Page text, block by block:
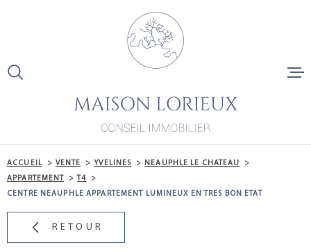
ACCUEIL VENTE YVELINES
NEAUPHLE LE CHATEAU
APPARTEMENT
T4
CENTRE NEAUPHLE APPARTEMENT LUMINEUX EN TRES BON ETAT
RETOUR